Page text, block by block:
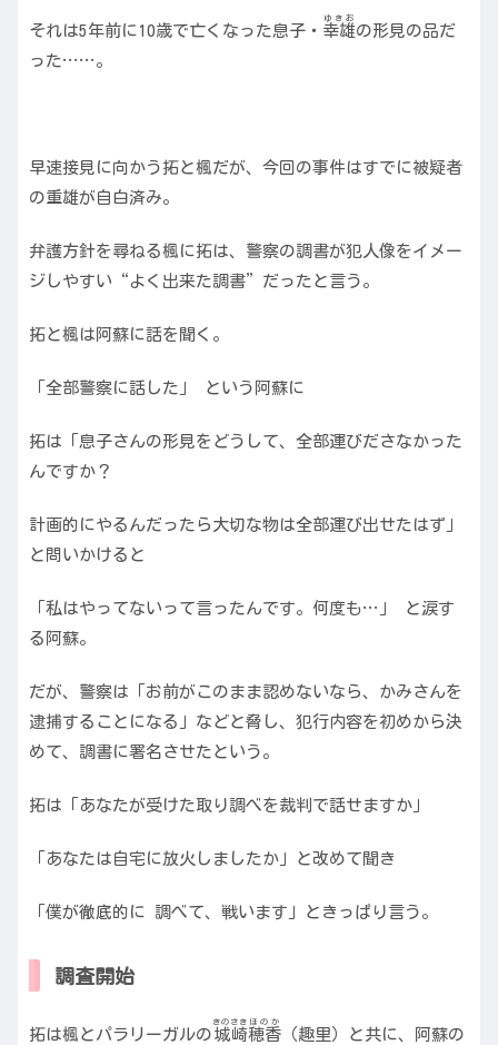
それは5年前に10歳で亡くなった息子・ 幸雄
ゆきお
の形見の品だ
った……。
早速接見に向かう拓と楓だが、今回の事件はすでに被疑者
の重雄が自白済み。
弁護方針を尋ねる楓に拓は、警察の調書が犯人像をイメー
ジしやすい“よく出来た調書”だったと言う。
拓と楓は阿蘇に話を聞く。
「全部警察に話した」 という阿蘇に
拓は「息子さんの形見をどうして、全部運びださなかった
んですか？
計画的にやるんだったら大切な物は全部運び出せたはず」
と問いかけると
「私はやってないって言ったんです。何度も…」 と涙す
る阿蘇。
だが、警察は「お前がこのまま認めないなら、かみさんを
逮捕することになる」などと脅し、犯行内容を初めから決
めて、調書に署名させたという。
拓は「あなたが受けた取り調べを裁判で話せますか」
「あなたは自宅に放火しましたか」と改めて聞き
「僕が徹底的に 調べて、戦います」ときっぱり言う。
調査開始
拓は楓とパラリーガルの 城崎
きのさき
穂香
ほのか
（趣里）
と共に、阿蘇の